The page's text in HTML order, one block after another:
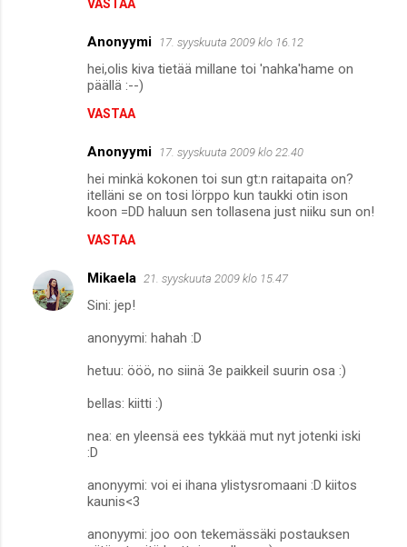
VASTAA
Anonyymi 17. syyskuuta 2009 klo 16.12
hei,olis kiva tietää millane toi 'nahka'hame on
päällä :--)
VASTAA
Anonyymi 17. syyskuuta 2009 klo 22.40
hei minkä kokonen toi sun gt:n raitapaita on?
itelläni se on tosi lörppo kun taukki otin ison
koon =DD haluun sen tollasena just niiku sun on!
VASTAA
Mikaela 21. syyskuuta 2009 klo 15.47
Sini: jep!
anonyymi: hahah :D
hetuu: ööö, no siinä 3e paikkeil suurin osa :)
bellas: kiitti :)
nea: en yleensä ees tykkää mut nyt jotenki iski
:D
anonyymi: voi ei ihana ylistysromaani :D kiitos
kaunis<3
anonyymi: joo oon tekemässäki postauksen